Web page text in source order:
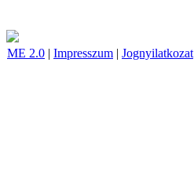
ME 2.0 | Impresszum | Jognyilatkozat